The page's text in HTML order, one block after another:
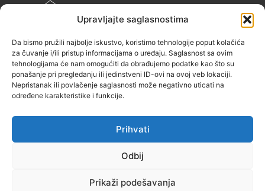
Upravljajte saglasnostima
Da bismo pružili najbolje iskustvo, koristimo tehnologije poput kolačića
za čuvanje i/ili pristup informacijama o uređaju. Saglasnost sa ovim
tehnologijama će nam omogućiti da obrađujemo podatke kao što su
ponašanje pri pregledanju ili jedinstveni ID-ovi na ovoj veb lokaciji.
Nepristanak ili povlačenje saglasnosti može negativno uticati na
određene karakteristike i funkcije.
Prihvati
Odbij
Prikaži podešavanja
INFO@ZENIT.BA
ZENIČANKA, 3. SPRAT), 72000 ZENICA